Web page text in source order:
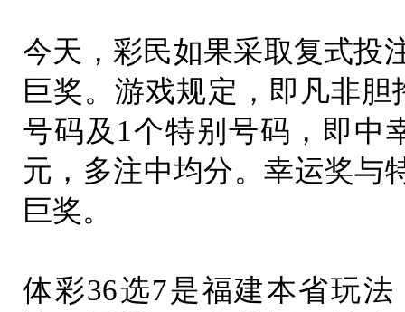
今天，彩民如果采取复式投
巨奖。游戏规定，即凡非
号码及1个特别号码，即中
元，多注中均分。幸运奖与
巨奖。
体彩36选7是福建本省玩